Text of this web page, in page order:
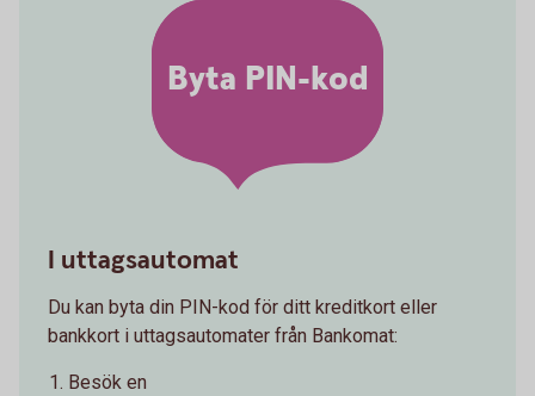
Byta PIN-kod
I uttagsautomat
Du kan byta din PIN-kod för ditt kreditkort eller
bankkort i uttagsautomater från Bankomat:
Besök en